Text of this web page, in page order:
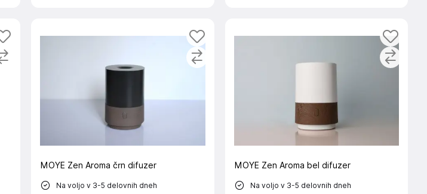
MOYE Zen Aroma črn difuzer
Na voljo v 3-5 delovnih dneh
MOYE Zen Aroma bel difuzer
Na voljo v 3-5 delovnih dneh